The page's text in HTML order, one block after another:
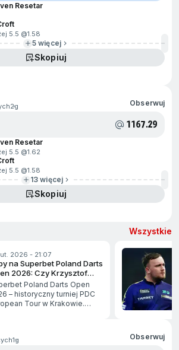
Resetar
5.5 @1.58
5 więcej
Skopiuj
2g Obserwuj
1167.29
Resetar
5.5 @1.62
5.5 @1.58
13 więcej
Skopiuj
Wszystkie
2026 - 21:07
na Superbet Poland Darts
2026: Czy Krzysztof
da kibicom powody do
Poland Darts Open
– historyczny turniej PDC
Tour w Krakowie.
1g Obserwuj